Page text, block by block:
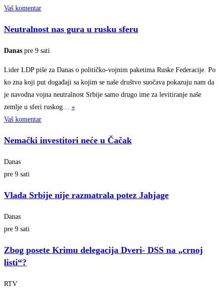
Vaš komentar
Neutralnost nas gura u rusku sferu
Danas pre 9 sati
Lider LDP piše za Danas o političko-vojnim paketima Ruske Federacije. Po
ko zna koji put događaji sa kojim se naše društvo suočava pokazuju nam da
je navodna vojna neutralnost Srbije samo drugo ime za levitiranje naše
zemlje u sferi ruskog… »
Vaš komentar
Nemački investitori neće u Čačak
Danas
pre 9 sati
Vlada Srbije nije razmatrala potez Jahjage
Danas
pre 9 sati
Zbog posete Krimu delegacija Dveri- DSS na „crnoj
listi“?
RTV